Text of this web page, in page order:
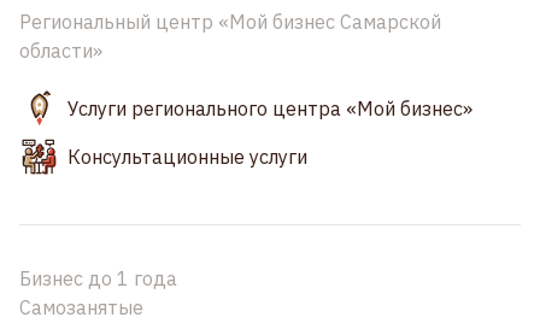
Региональный центр «Мой бизнес Самарской
области»
Услуги регионального центра «Мой бизнес»
Консультационные услуги
Бизнес до 1 года
Самозанятые